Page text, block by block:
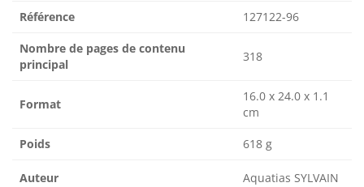
Référence 127122-96
Nombre de pages de contenu
principal
318
Format
16.0 x 24.0 x 1.1
cm
Poids 618 g
Auteur Aquatias SYLVAIN